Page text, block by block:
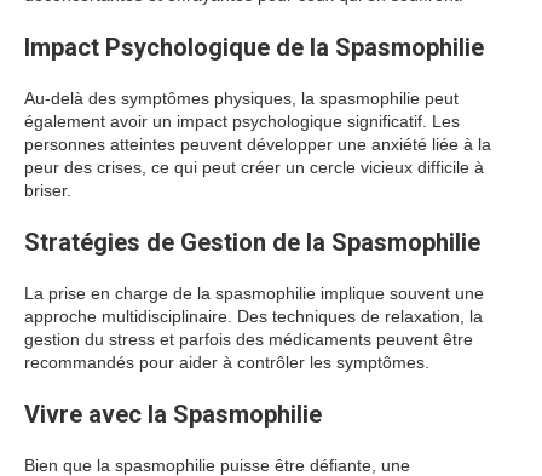
Impact Psychologique de la Spasmophilie
Au-delà des symptômes physiques, la spasmophilie peut
également avoir un impact psychologique significatif. Les
personnes atteintes peuvent développer une anxiété liée à la
peur des crises, ce qui peut créer un cercle vicieux difficile à
briser.
Stratégies de Gestion de la Spasmophilie
La prise en charge de la spasmophilie implique souvent une
approche multidisciplinaire. Des techniques de relaxation, la
gestion du stress et parfois des médicaments peuvent être
recommandés pour aider à contrôler les symptômes.
Vivre avec la Spasmophilie
Bien que la spasmophilie puisse être défiante, une